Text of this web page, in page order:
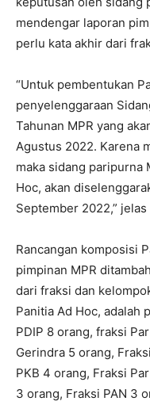
mendengar laporan
perlu kata akhir dari
“Untuk pembentukan
penyelenggaraan
Tahunan MPR yang
Agustus 2022. Karena
maka sidang paripurna
Hoc, akan
September 2022,” jelas
Rancangan komposisi
pimpinan MPR
dari fraksi dan
Panitia Ad Hoc, adalah
PDIP 8 orang, fraksi
Gerindra 5 orang,
PKB 4 orang, Fraksi
3 orang, Fraksi PAN 3